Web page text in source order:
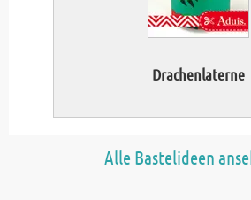
Drachenlaterne
Alle Bastelideen